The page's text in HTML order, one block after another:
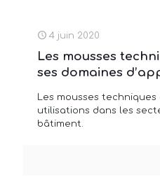
4 juin 2020
Les mousses
ses domaines
Les mousses
utilisations dans les
bâtiment.